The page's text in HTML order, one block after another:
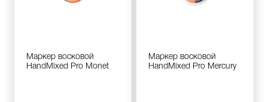
Маркер восковой
HandMixed Pro Monet
Маркер восковой
HandMixed Pro Mercury